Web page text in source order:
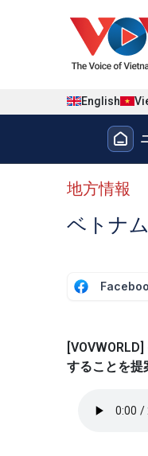
English
Menu trang
menu phụ
地方情報
ベトナ
することを提